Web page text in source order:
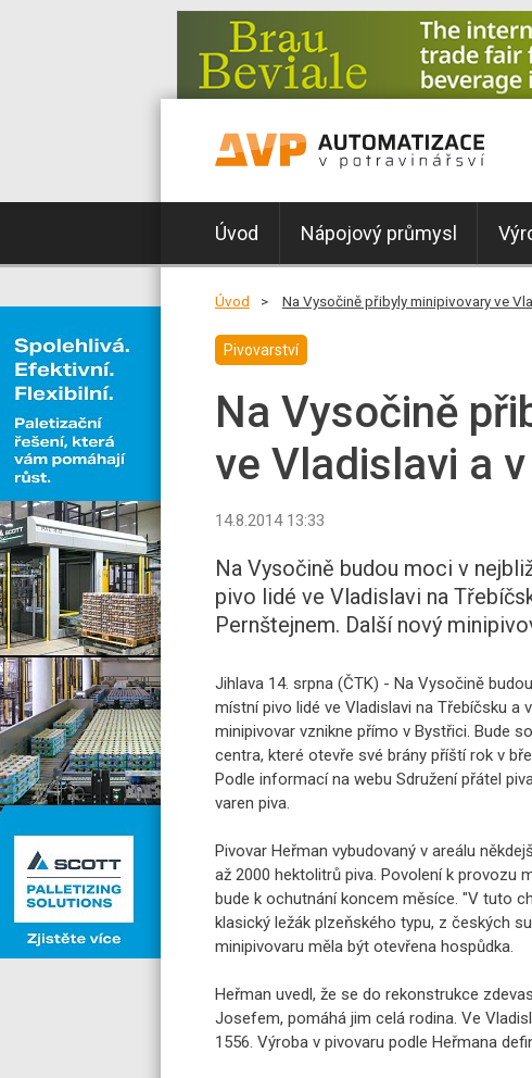
Úvod Nápojový průmysl
Úvod Na Vysočině přibyly minipivovary ve
Pivovarství
Na Vysočině
ve Vladislavi a
14.8.2014 13:33
Na Vysočině budou moci v
pivo lidé ve Vladislavi na
Pernštejnem. Další nový
Jihlava 14. srpna (ČTK) - Na Vysočině
místní pivo lidé ve Vladislavi na Třebíčsku a
minipivovar vznikne přímo v Bystřici. Bude
centra, které otevře své brány příští rok v
Podle informací na webu Sdružení přátel
varen piva.
Pivovar Heřman vybudovaný v areálu
až 2000 hektolitrů piva. Povolení k provozu
bude k ochutnání koncem měsíce. "V tuto
klasický ležák plzeňského typu, z českých
minipivovaru měla být otevřena hospůdka.
Heřman uvedl, že se do rekonstrukce
Josefem, pomáhá jim celá rodina. Ve
1556. Výroba v pivovaru podle Heřmana